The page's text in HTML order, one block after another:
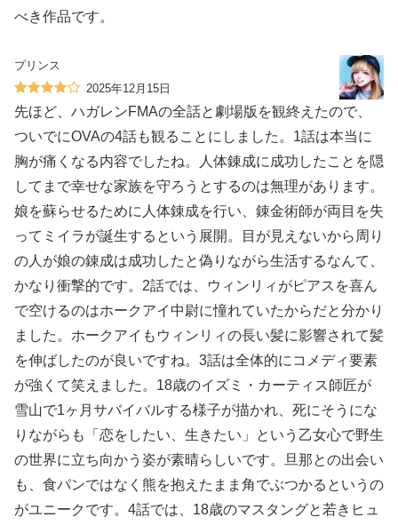
べき作品です。
プリンス
2025年12月15日
先ほど、ハガレンFMAの全話と劇場版を観終えたので、
ついでにOVAの4話も観ることにしました。1話は本当に
胸が痛くなる内容でしたね。人体錬成に成功したことを隠
してまで幸せな家族を守ろうとするのは無理があります。
娘を蘇らせるために人体錬成を行い、錬金術師が両目を失
ってミイラが誕生するという展開。目が見えないから周り
の人が娘の錬成は成功したと偽りながら生活するなんて、
かなり衝撃的です。2話では、ウィンリィがピアスを喜ん
で空けるのはホークアイ中尉に憧れていたからだと分かり
ました。ホークアイもウィンリィの長い髪に影響されて髪
を伸ばしたのが良いですね。3話は全体的にコメディ要素
が強くて笑えました。18歳のイズミ・カーティス師匠が
雪山で1ヶ月サバイバルする様子が描かれ、死にそうにな
りながらも「恋をしたい、生きたい」という乙女心で野生
の世界に立ち向かう姿が素晴らしいです。旦那との出会い
も、食パンではなく熊を抱えたまま角でぶつかるというの
がユニークです。4話では、18歳のマスタングと若きヒュ